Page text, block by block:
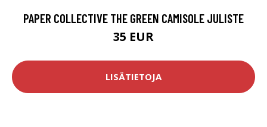
PAPER COLLECTIVE THE GREEN CAMISOLE JULISTE
35 EUR
LISÄTIETOJA